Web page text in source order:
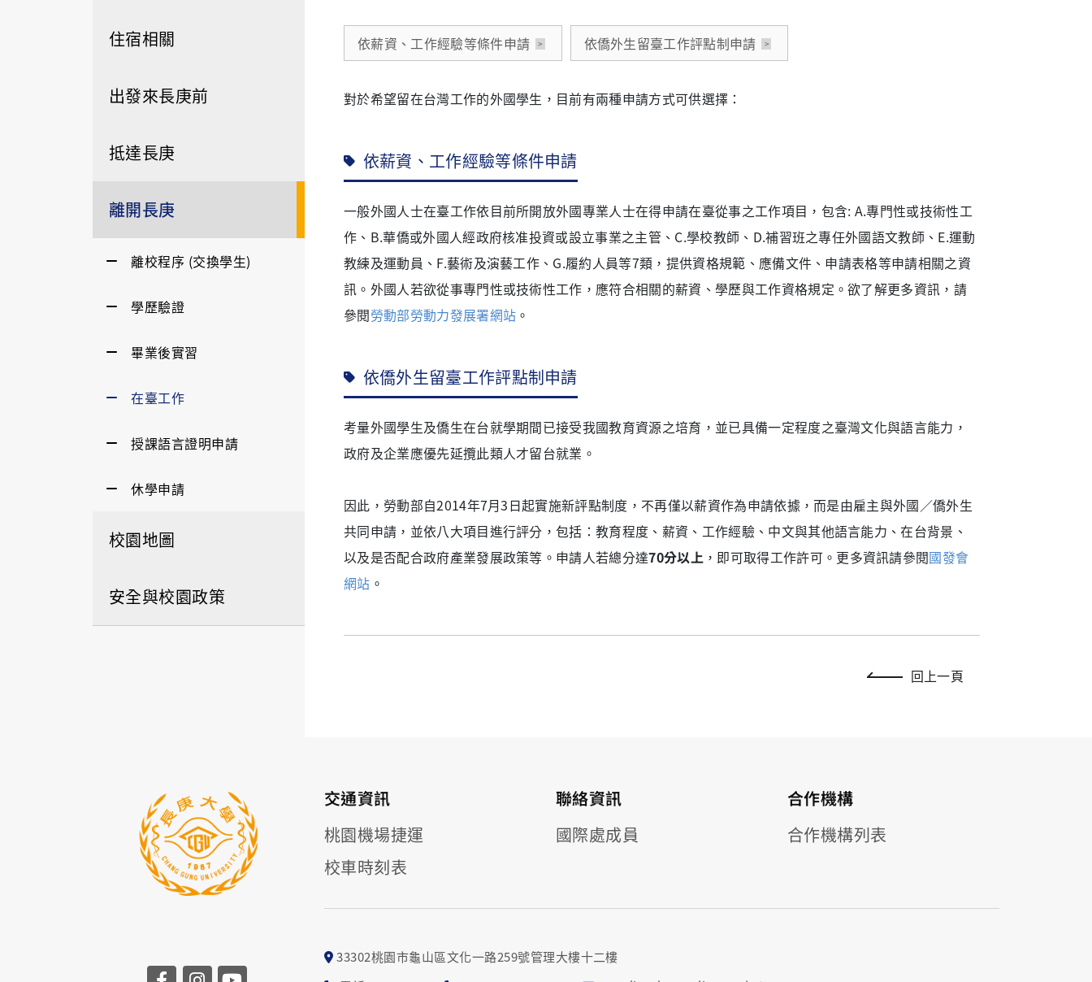
住宿相關
出發來長庚前
抵達長庚
離開長庚
離校程序 (交換學生)
學歷驗證
畢業後實習
在臺工作
授課語言證明申請
休學申請
校園地圖
安全與校園政策
依薪資、工作經驗等條件申請 依僑外生留臺工作評點制申請
對於希望留在台灣工作的外國學生，目前有兩種申請方式可供選擇：
依薪資、工作經驗等條件申請
一般外國人士在臺工作依目前所開放外國專業人士在得申請在臺從事之工作項目，包含: A.專門性或技術性工
作、B.華僑或外國人經政府核准投資或設立事業之主管、C.學校教師、D.補習班之專任外國語文教師、E.運動
教練及運動員、F.藝術及演藝工作、G.履約人員等7類，提供資格規範、應備文件、申請表格等申請相關之資
訊。外國人若欲從事專門性或技術性工作，應符合相關的薪資、學歷與工作資格規定。欲了解更多資訊，請
參閱勞動部勞動力發展署網站 。
依僑外生留臺工作評點制申請
考量外國學生及僑生在台就學期間已接受我國教育資源之培育，並已具備一定程度之臺灣文化與語言能力，
政府及企業應優先延攬此類人才留台就業。
因此，勞動部自2014年7月3日起實施新評點制度，不再僅以薪資作為申請依據，而是由雇主與外國／僑外生
共同申請，並依八大項目進行評分，包括：教育程度、薪資、工作經驗、中文與其他語言能力、在台背景、
以及是否配合政府產業發展政策等。申請人若總分達70分以上，即可取得工作許可。更多資訊請參閱國發會
網站 。
回上一頁
交通資訊
桃園機場捷運
校車時刻表
聯絡資訊
國際處成員
合作機構
合作機構列表
33302桃園市龜山區文化一路259號管理大樓十二樓